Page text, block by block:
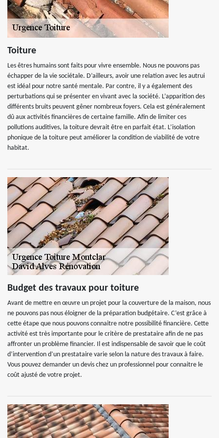
Toiture
Les êtres humains sont faits pour vivre ensemble. Nous ne pouvons pas
échapper de la vie sociétale. D’ailleurs, avoir une relation avec les autrui
est idéal pour notre santé mentale. Par contre, il y a également des
perturbations qui se présenter en vivant avec la société. L’apparition des
différents bruits peuvent gêner nombreux foyers. Cela est généralement
dû aux activités financières de certaine famille. Afin de limiter ces
pollutions auditives, la toiture devrait être en parfait état. L’isolation
phonique de la toiture peut améliorer la condition de viabilité de votre
habitat.
Budget des travaux pour toiture
Avant de mettre en œuvre un projet pour la couverture de la maison, nous
ne pouvons pas nous éloigner de la préparation budgétaire. C’est grâce à
cette étape que nous pouvons connaitre notre possibilité financière. Cette
activité est très importante pour le critère de prestataire afin de ne pas
affronter un problème financier. Il est indispensable de savoir que le coût
d’intervention d’un prestataire varie selon la nature des travaux à faire.
Vous pouvez demander un devis chez un professionnel pour connaitre le
coût ajusté de votre projet.